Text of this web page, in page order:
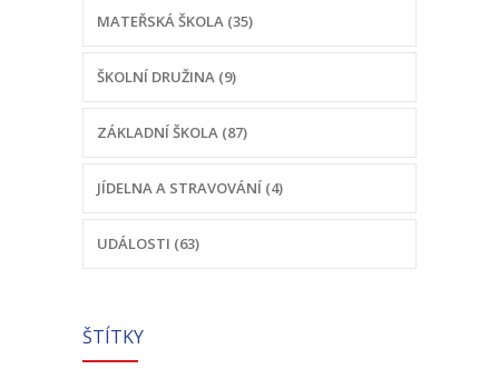
MATEŘSKÁ ŠKOLA (35)
ŠKOLNÍ DRUŽINA (9)
ZÁKLADNÍ ŠKOLA (87)
JÍDELNA A STRAVOVÁNÍ (4)
UDÁLOSTI (63)
ŠTÍTKY